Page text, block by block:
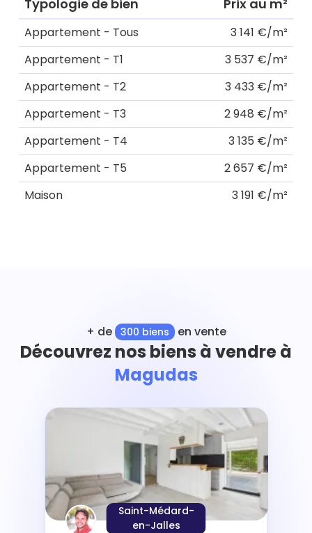
Typologie de bien Prix au m²
Appartement - Tous
3 141 €/m²
Appartement - T1
3 537 €/m²
Appartement - T2
3 433 €/m²
Appartement - T3
2 948 €/m²
Appartement - T4
3 135 €/m²
Appartement - T5
2 657 €/m²
Maison
3 191 €/m²
+ de 300 biens en vente
Découvrez nos biens à vendre à
Magudas
Saint-Médard-
en-Jalles